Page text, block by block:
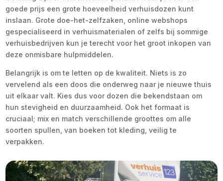
goede prijs een grote hoeveelheid verhuisdozen kunt
inslaan. Grote doe-het-zelfzaken, online webshops
gespecialiseerd in verhuismaterialen of zelfs bij sommige
verhuisbedrijven kun je terecht voor het groot inkopen van
deze onmisbare hulpmiddelen.
Belangrijk is om te letten op de kwaliteit. Niets is zo
vervelend als een doos die onderweg naar je nieuwe thuis
uit elkaar valt. Kies dus voor dozen die bekendstaan om
hun stevigheid en duurzaamheid. Ook het formaat is
cruciaal; mix en match verschillende groottes om alle
soorten spullen, van boeken tot kleding, veilig te
verpakken.